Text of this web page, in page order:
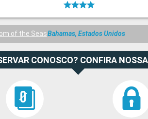
of the SeasBahamas, Estados Unidos
CONOSCO? CONFIRA